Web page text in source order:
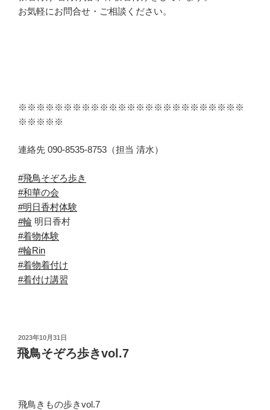
お気軽にお問合せ・ご相談ください。
※※※※※※※※※※※※※※※※※※※※※※※※※
※※※※※
連絡先 090-8535-8753（担当 清水）
#飛鳥そぞろ歩き
#和華の会
#明日香村体験
#輪 明日香村
#着物体験
#輪Rin
#着物着付け
#着付け講習
投
稿
日:
2023年10月31日
飛鳥そぞろ歩きvol.7
飛鳥きもの歩きvol.7